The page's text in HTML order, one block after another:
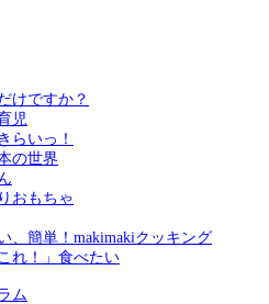
けですか？
児
らいっ！
の世界
おもちゃ
、簡単！makimakiクッキング
れ！」食べたい
ム